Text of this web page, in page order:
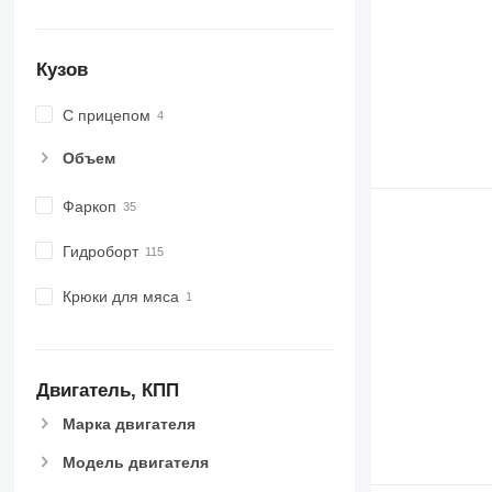
Кузов
С прицепом
Объем
Фаркоп
Гидроборт
Крюки для мяса
Двигатель, КПП
Марка двигателя
Модель двигателя